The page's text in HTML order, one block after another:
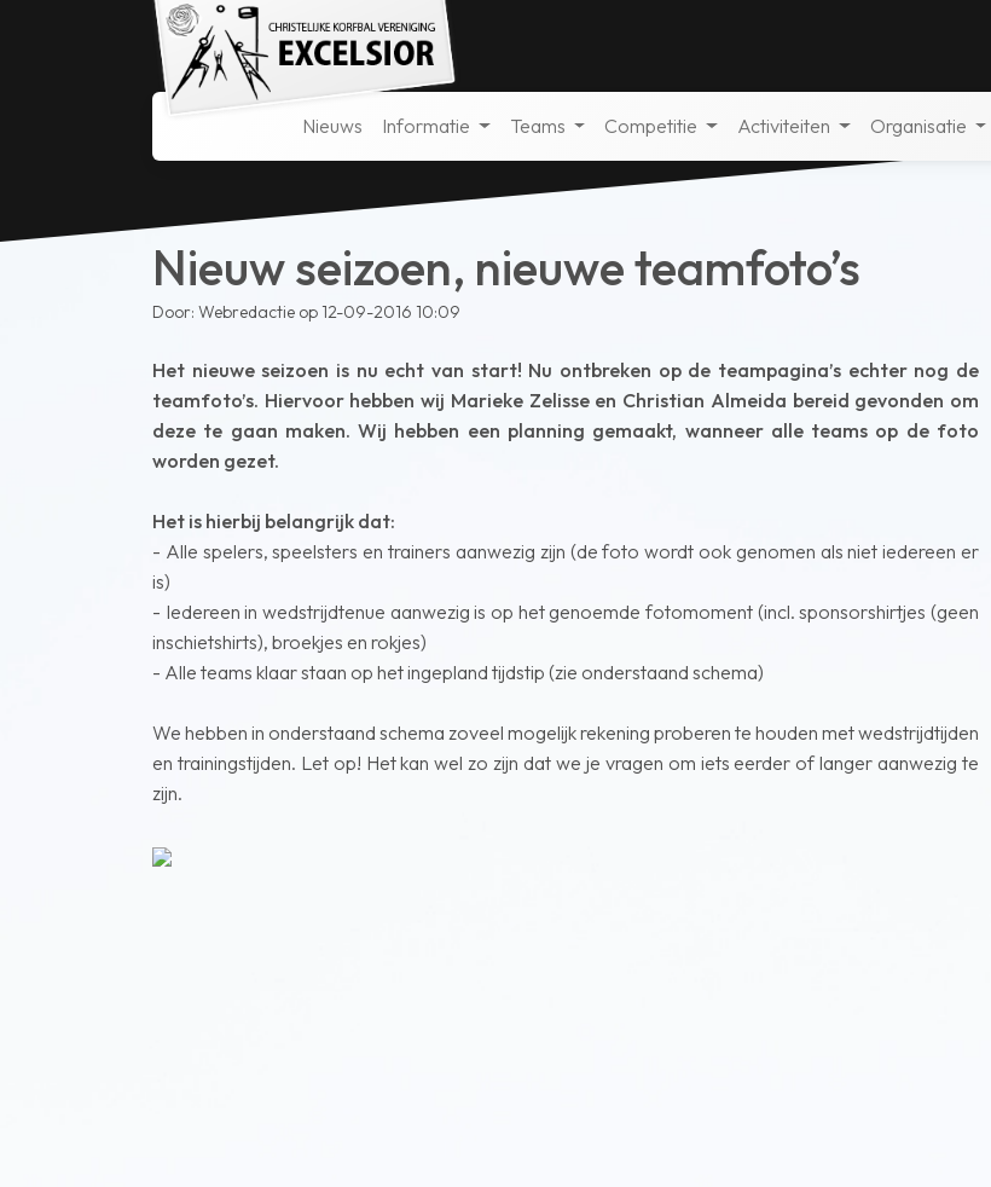
Nieuws Informatie Teams Competitie Activiteiten Organisatie
Nieuw seizoen, nieuwe teamfoto’s
Door: Webredactie op 12-09-2016 10:09
Het nieuwe seizoen is nu echt van start! Nu ontbreken op de teampagina’s echter nog de
teamfoto’s. Hiervoor hebben wij Marieke Zelisse en Christian Almeida bereid gevonden om
deze te gaan maken. Wij hebben een planning gemaakt, wanneer alle teams op de foto
worden gezet.
Het is hierbij belangrijk dat:
- Alle spelers, speelsters en trainers aanwezig zijn (de foto wordt ook genomen als niet iedereen er
is)
- Iedereen in wedstrijdtenue aanwezig is op het genoemde fotomoment (incl. sponsorshirtjes (geen
inschietshirts), broekjes en rokjes)
- Alle teams klaar staan op het ingepland tijdstip (zie onderstaand schema)
We hebben in onderstaand schema zoveel mogelijk rekening proberen te houden met wedstrijdtijden
en trainingstijden. Let op! Het kan wel zo zijn dat we je vragen om iets eerder of langer aanwezig te
zijn.